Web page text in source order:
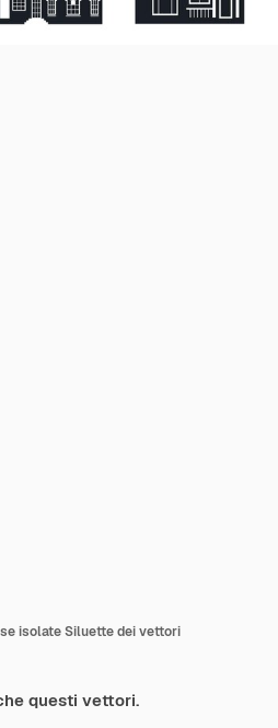
isolate Siluette dei vettori
questi vettori.